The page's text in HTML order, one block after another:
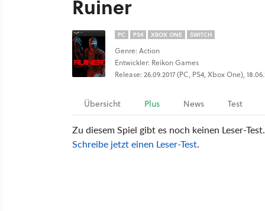
Ruiner
PC PS4 XBOX ONE SWITCH
Genre: Action
Entwickler: Reikon Games
Release: 26.09.2017 (PC, PS4, Xbox One),
Übersicht Plus News Test
Zu diesem Spiel gibt es noch keinen Leser-Test.
Schreibe jetzt einen Leser-Test.